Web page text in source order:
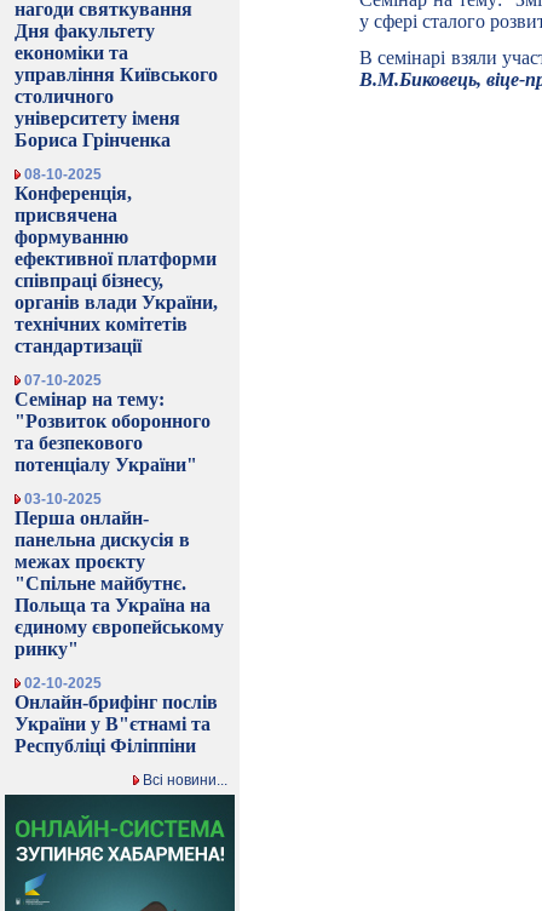
нагоди святкування
Дня факультету
економіки та
управління Київського
столичного
університету іменя
Бориса Грінченка
08-10-2025
Конференція,
присвячена
формуванню
ефективної платформи
співпраці бізнесу,
органів влади України,
технічних комітетів
стандартизації
07-10-2025
Семінар на тему:
"Розвиток оборонного
та безпекового
потенціалу України"
03-10-2025
Перша онлайн-
панельна дискусія в
межах проєкту
"Спільне майбутнє.
Польща та Україна на
єдиному європейському
ринку"
02-10-2025
Онлайн-брифінг послів
України у В"єтнамі та
Республіці Філіппіни
Всі новини...
у сфері сталого
В семінарі взяли
В.М.Биковець, віце-